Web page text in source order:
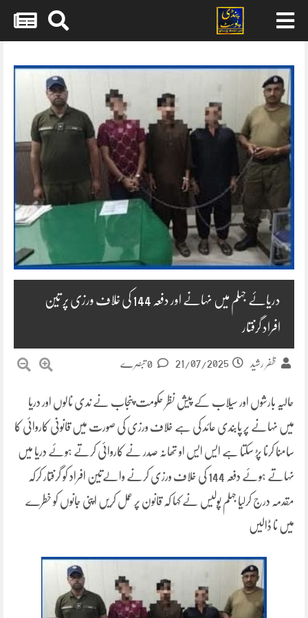
content
دریائے جہلم میں نہانے اور دفعہ 144 کی خلاف ورزی پر تین
افراد گرفتار
ظفر رشید 21/07/2025
حالیہ بارشوں اور سیلاب کے پیش نظر حکومت پنجاب نے ندی نالوں اور دریا
میں نہانے پر پابندی عائد کی ہے خلاف ورزی کی صورت میں قانونی کاروائی کا
سامنا کرنا پڑ سکتا ہے ایس ایس او تھانہ صدر نے کاروائی کرتے ہوئے دریا میں
نہاتے ہوئے دفعہ 144 کی خلاف ورزی کرنے والےتین افراد کو گرفتار کرکہ
مقدمہ درج کرلیا جہلم پولیس نے کہا کہ قانون پر عمل کریں اپنی جانوں کو خطرے
میں نا ڈالیں